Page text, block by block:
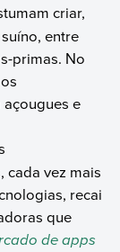
criar,
entre
primas. No
e
cada vez mais
recai
que
de apps